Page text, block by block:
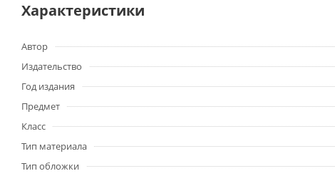
Характеристики
Автор
Издательство
Год издания
Предмет
Класс
Тип материала
Тип обложки